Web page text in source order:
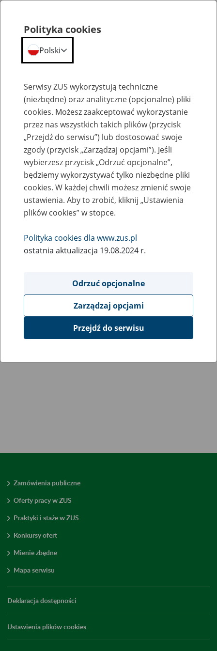
Przepraszamy,
podana strona nie została znaleziona.
Błąd 404
Przejdź do strony głównej
Zamówienia publiczne
Oferty pracy w ZUS
Praktyki i staże w ZUS
Konkursy ofert
Mienie zbędne
Mapa serwisu
Deklaracja dostępności
Ustawienia plików cookies
Polityka cookies
Polski
Serwisy ZUS wykorzystują techniczne
(niezbędne) oraz analityczne (opcjonalne) pliki
cookies. Możesz zaakceptować wykorzystanie
przez nas wszystkich takich plików (przycisk
„Przejdź do serwisu”) lub dostosować swoje
zgody (przycisk „Zarządzaj opcjami”). Jeśli
wybierzesz przycisk „Odrzuć opcjonalne”,
będziemy wykorzystywać tylko niezbędne pliki
cookies. W każdej chwili możesz zmienić swoje
ustawienia. Aby to zrobić, kliknij „Ustawienia
plików cookies” w stopce.
Polityka cookies dla www.zus.pl
ostatnia aktualizacja 19.08.2024 r.
Odrzuć opcjonalne
Zarządzaj opcjami
Przejdź do serwisu